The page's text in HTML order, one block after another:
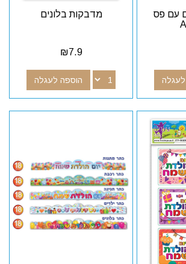
עם פס
מדבקות בלונים
₪7.9
הוספה לעגלה